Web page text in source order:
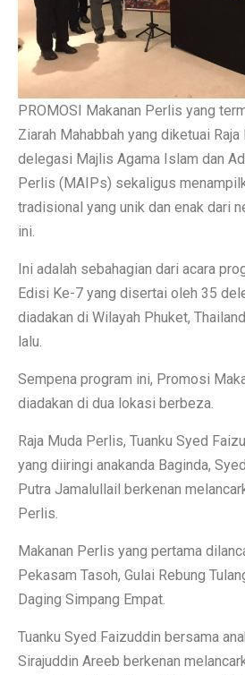
PROMOSI Makanan Perlis yang
Ziarah Mahabbah yang diketuai
delegasi Majlis Agama Islam dan
Perlis (MAIPs) sekaligus
tradisional yang unik dan enak dari
ini.
Ini adalah sebahagian dari acara
Edisi Ke-7 yang disertai oleh 35
diadakan di Wilayah Phuket,
lalu.
Sempena program ini, Promosi
diadakan di dua lokasi berbeza.
Raja Muda Perlis, Tuanku Syed
yang diiringi anakanda Baginda,
Putra Jamalullail berkenan
Perlis.
Makanan Perlis yang pertama
Pekasam Tasoh, Gulai Rebung
Daging Simpang Empat.
Tuanku Syed Faizuddin bersama
Sirajuddin Areeb berkenan